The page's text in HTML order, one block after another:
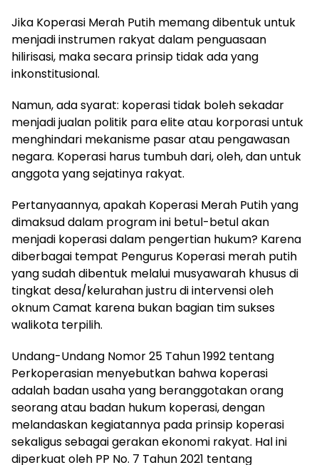
Jika Koperasi Merah Putih memang dibentuk untuk
menjadi instrumen rakyat dalam penguasaan
hilirisasi, maka secara prinsip tidak ada yang
inkonstitusional.
Namun, ada syarat: koperasi tidak boleh sekadar
menjadi jualan politik para elite atau korporasi untuk
menghindari mekanisme pasar atau pengawasan
negara. Koperasi harus tumbuh dari, oleh, dan untuk
anggota yang sejatinya rakyat.
Pertanyaannya, apakah Koperasi Merah Putih yang
dimaksud dalam program ini betul-betul akan
menjadi koperasi dalam pengertian hukum? Karena
diberbagai tempat Pengurus Koperasi merah putih
yang sudah dibentuk melalui musyawarah khusus di
tingkat desa/kelurahan justru di intervensi oleh
oknum Camat karena bukan bagian tim sukses
walikota terpilih.
Undang-Undang Nomor 25 Tahun 1992 tentang
Perkoperasian menyebutkan bahwa koperasi
adalah badan usaha yang beranggotakan orang
seorang atau badan hukum koperasi, dengan
melandaskan kegiatannya pada prinsip koperasi
sekaligus sebagai gerakan ekonomi rakyat. Hal ini
diperkuat oleh PP No. 7 Tahun 2021 tentang